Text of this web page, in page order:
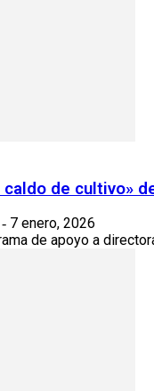
caldo de cultivo»
- 7 enero, 2026
de apoyo a